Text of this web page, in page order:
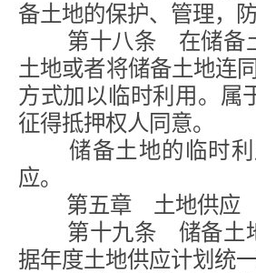
备土地的保护、管理，
第十八条 在储备土
土地或者将储备土地连
方式加以临时利用。属
征得抵押权人同意。
储备土地的临时利
应。
第五章 土地供应
第十九条 储备土地
据年度土地供应计划统